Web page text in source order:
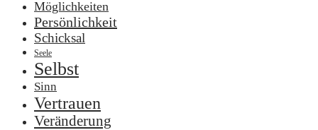
Möglichkeiten
Persönlichkeit
Schicksal
Seele
Selbst
Sinn
Vertrauen
Veränderung